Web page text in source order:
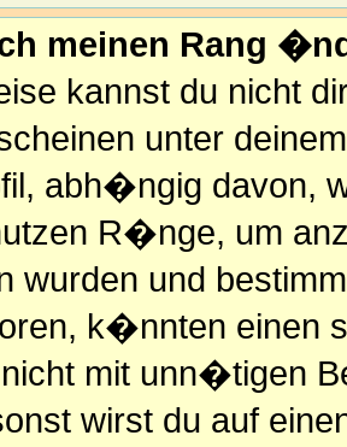
meinen Rang
kannst du nicht
unter
abh�ngig davon,
R�nge, um
wurden und
k�nnten einen
mit unn�tigen
wirst du auf